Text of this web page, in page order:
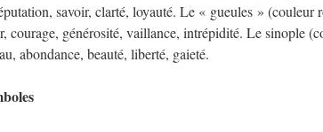
savoir, clarté, loyauté. Le « gueules » (couleur
courage, générosité, vaillance, intrépidité. Le sinople
abondance, beauté, liberté, gaieté.